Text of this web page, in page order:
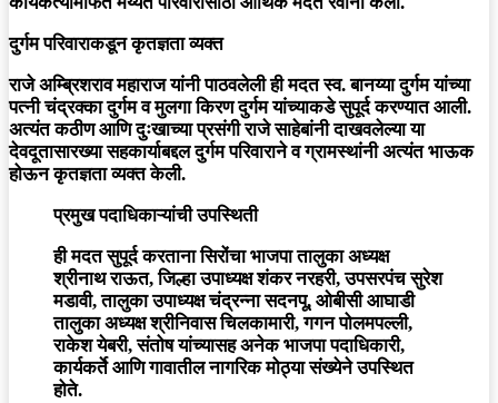
दुर्गम परिवाराकडून कृतज्ञता व्यक्त
राजे अम्ब्रिशराव महाराज यांनी पाठवलेली ही मदत स्व. बानय्या दुर्गम यांच्या
पत्नी चंद्रक्का दुर्गम व मुलगा किरण दुर्गम यांच्याकडे सुपूर्द करण्यात आली.
अत्यंत कठीण आणि दुःखाच्या प्रसंगी राजे साहेबांनी दाखवलेल्या या
देवदूतासारख्या सहकार्याबद्दल दुर्गम परिवाराने व ग्रामस्थांनी अत्यंत भाऊक
होऊन कृतज्ञता व्यक्त केली.
प्रमुख पदाधिकाऱ्यांची उपस्थिती
ही मदत सुपूर्द करताना सिरोंचा भाजपा तालुका अध्यक्ष
श्रीनाथ राऊत, जिल्हा उपाध्यक्ष शंकर नरहरी, उपसरपंच सुरेश
मडावी, तालुका उपाध्यक्ष चंद्रन्ना सदनपू, ओबीसी आघाडी
तालुका अध्यक्ष श्रीनिवास चिलकामारी, गगन पोलमपल्ली,
राकेश येबरी, संतोष यांच्यासह अनेक भाजपा पदाधिकारी,
कार्यकर्ते आणि गावातील नागरिक मोठ्या संख्येने उपस्थित
होते.